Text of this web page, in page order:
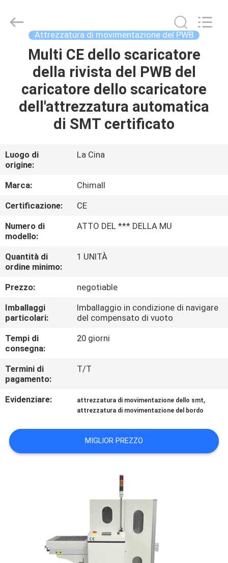
CASA
PRODOTTI
GIRO
DELLA
FABBRICA
CONTROLLO
DI
QUALITÀ
CONTATTICI
RICHIEDA
UNA
CITAZIONE
MAPPA
SITO
Technology
Attrezzatura di movimentazione del PWB
Multi CE dello scaricatore
della rivista del PWB del
caricatore dello scaricatore
dell'attrezzatura automatica
di SMT certificato
Luogo di
origine:
La Cina
Marca:
Chimall
Certificazione:
CE
Numero di
modello:
ATTO DEL *** DELLA MU
Quantità di
ordine minimo:
1 UNITÀ
Prezzo:
negotiable
Imballaggi
particolari:
Imballaggio in condizione di navigare
del compensato di vuoto
Tempi di
consegna:
20 giorni
Termini di
pagamento:
T/T
Evidenziare: attrezzatura di movimentazione dello smt,
attrezzatura di movimentazione del bordo
MIGLIOR PREZZO